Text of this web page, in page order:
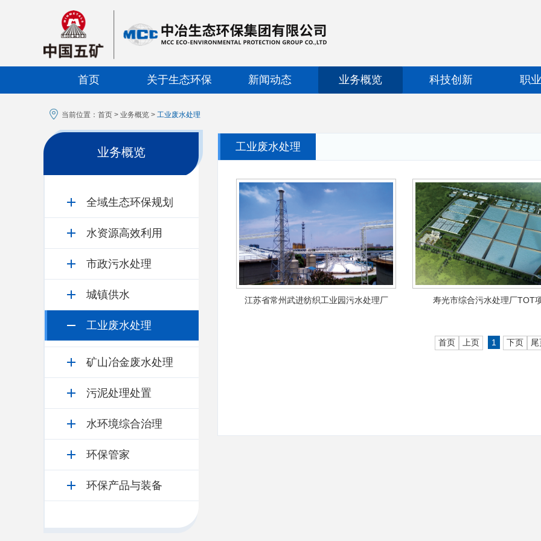
首页 关于生态环保 新闻动态 业务概览 科技创新 职
当前位置： 首页 > 业务概览 > 工业废水处理
业务概览
全域生态环保规划
水资源高效利用
市政污水处理
城镇供水
工业废水处理
矿山冶金废水处理
污泥处理处置
水环境综合治理
环保管家
环保产品与装备
工业废水处理
江苏省常州武进纺织工业园污水处理厂
寿光市综合污水处理厂TOT
首页 上页 1 下页 尾